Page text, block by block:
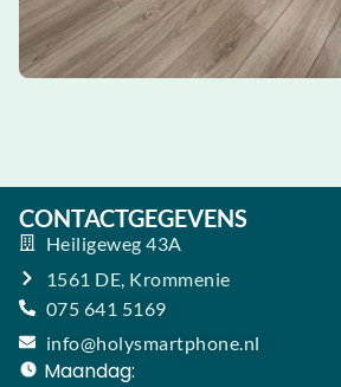
CONTACTGEGEVENS
Heiligeweg 43A
1561 DE, Krommenie
075 641 5169
info@holysmartphone.nl
Maandag: